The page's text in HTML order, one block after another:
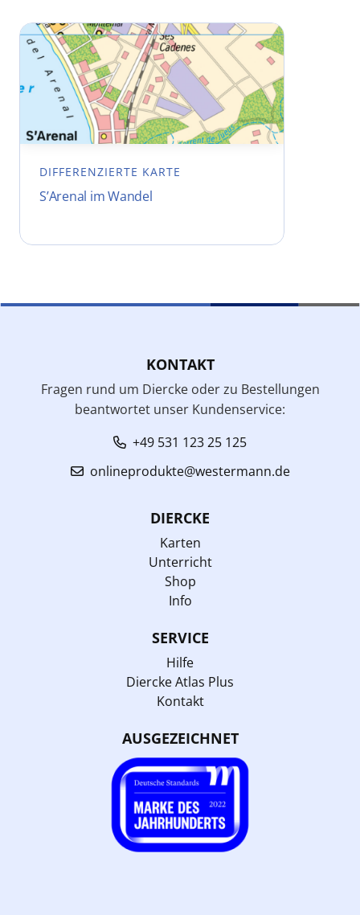
DIFFERENZIERTE KARTE
S’Arenal im Wandel
KONTAKT
Fragen rund um Diercke oder zu Bestellungen
beantwortet unser Kundenservice:
+49 531 123 25 125
onlineprodukte@westermann.de
DIERCKE
Karten
Unterricht
Shop
Info
SERVICE
Hilfe
Diercke Atlas Plus
Kontakt
AUSGEZEICHNET